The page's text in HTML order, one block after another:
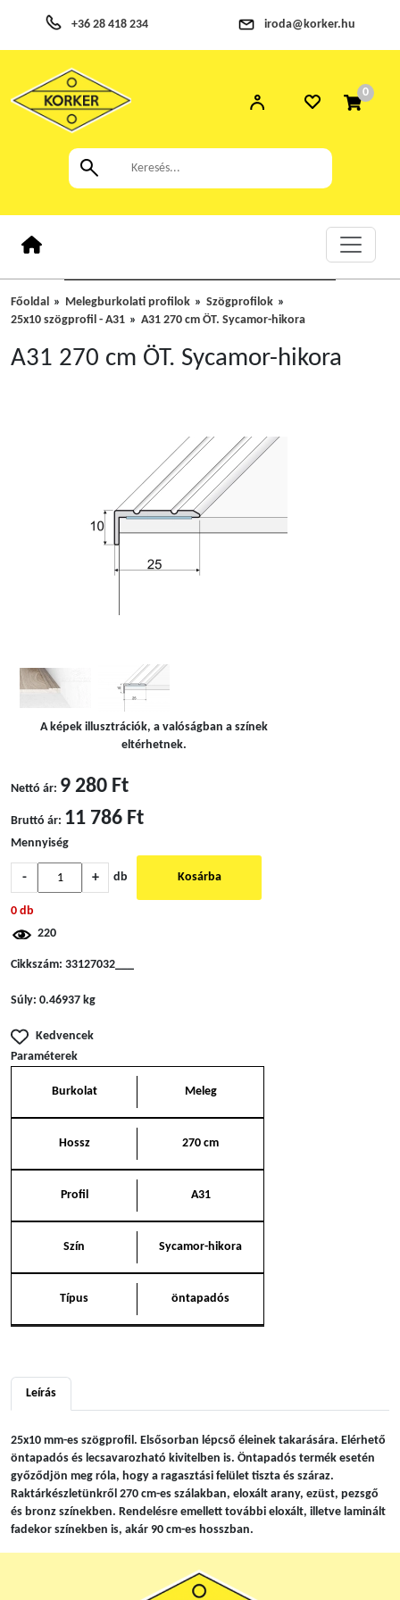
+36 28 418 234 iroda@korker.hu
0
Főoldal Melegburkolati profilok
Szögprofilok
25x10 szögprofil - A31
A31 270 cm ÖT. Sycamor-hikora
A31 270 cm ÖT. Sycamor-hikora
A képek illusztrációk, a valóságban a színek
eltérhetnek.
Nettó ár: 9 280 Ft
Bruttó ár: 11 786 Ft
Mennyiség
- + db Kosárba
0 db
220
Cikkszám: 33127032___
Súly: 0.46937 kg
Kedvencek
Paraméterek
Burkolat Meleg
Hossz 270 cm
Profil A31
Szín Sycamor-hikora
Típus öntapadós
Leírás
25x10 mm-es szögprofil. Elsősorban lépcső éleinek takarására. Elérhető
öntapadós és lecsavarozható kivitelben is. Öntapadós termék esetén
győződjön meg róla, hogy a ragasztási felület tiszta és száraz.
Raktárkészletünkről 270 cm-es szálakban, eloxált arany, ezüst, pezsgő
és bronz színekben. Rendelésre emellett további eloxált, illetve laminált
fadekor színekben is, akár 90 cm-es hosszban.